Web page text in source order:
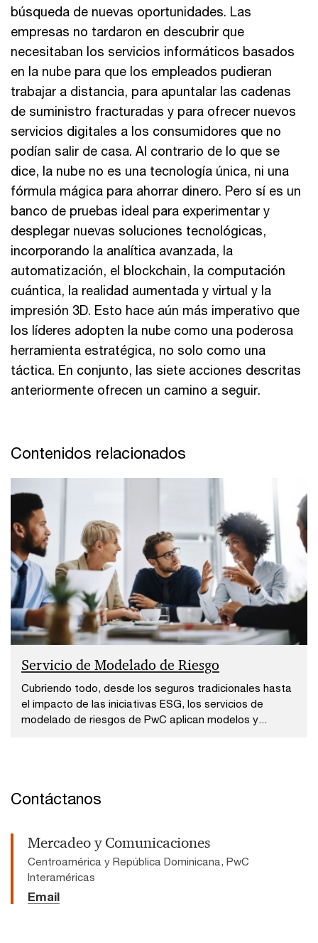
búsqueda de nuevas oportunidades. Las
empresas no tardaron en descubrir que
necesitaban los servicios informáticos basados
en la nube para que los empleados pudieran
trabajar a distancia, para apuntalar las cadenas
de suministro fracturadas y para ofrecer nuevos
servicios digitales a los consumidores que no
podían salir de casa. Al contrario de lo que se
dice, la nube no es una tecnología única, ni una
fórmula mágica para ahorrar dinero. Pero sí es un
banco de pruebas ideal para experimentar y
desplegar nuevas soluciones tecnológicas,
incorporando la analítica avanzada, la
automatización, el blockchain, la computación
cuántica, la realidad aumentada y virtual y la
impresión 3D. Esto hace aún más imperativo que
los líderes adopten la nube como una poderosa
herramienta estratégica, no solo como una
táctica. En conjunto, las siete acciones descritas
anteriormente ofrecen un camino a seguir.
Contenidos relacionados
Servicio de Modelado de Riesgo
Cubriendo todo, desde los seguros tradicionales hasta
el impacto de las iniciativas ESG, los servicios de
modelado de riesgos de PwC aplican modelos y...
Contáctanos
Mercadeo y Comunicaciones
Centroamérica y República Dominicana, PwC
Interaméricas
Email